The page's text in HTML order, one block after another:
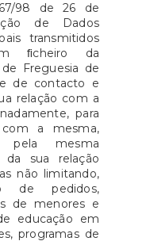
98 de 26 de
de Dados
transmitidos
ﬁcheiro da
Freguesia de
de contacto e
relação com a
para
a mesma,
pela mesma
da sua relação
não limitando,
de pedidos,
de menores e
educação em
programas de